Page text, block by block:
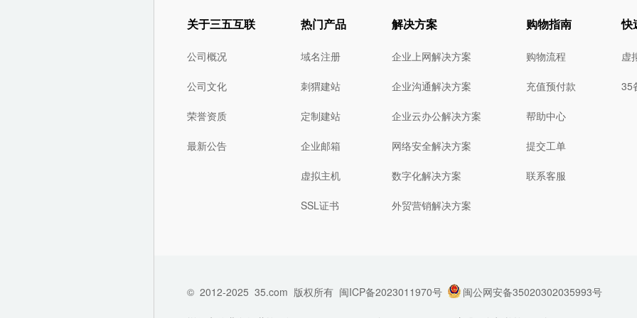
关于三五互联
公司概况
公司文化
荣誉资质
最新公告
热门产品
域名注册
刺猬建站
定制建站
企业邮箱
虚拟主机
SSL证书
解决方案
企业上网解决方案
企业沟通解决方案
企业云办公解决方案
网络安全解决方案
数字化解决方案
外贸营销解决方案
购物指南
购物流程
充值预付款
帮助中心
提交工单
联系客服
快
虚
35
© 2012-2025 35.com 版权所有 闽ICP备2023011970号 闽公网安备35020302035993号